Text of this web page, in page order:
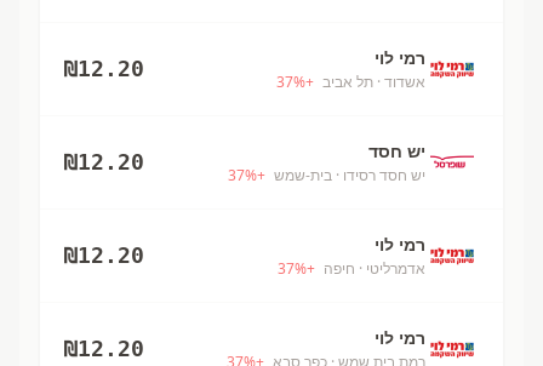
רמי לוי
אשדוד · תל אביב +
37%
₪12.20
יש חסד
יש חסד רסידו · בית-שמש +
37%
₪12.20
רמי לוי
אדמרליטי · חיפה +
37%
₪12.20
רמי לוי
רמת בית שמש · כפר סבא +
37%
₪12.20